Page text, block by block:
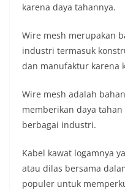
karena daya tahannya.
Wire mesh merupakan
industri termasuk
dan manufaktur karena
Wire mesh adalah
memberikan daya
berbagai industri.
Kabel kawat logamnya
atau dilas bersama
populer untuk